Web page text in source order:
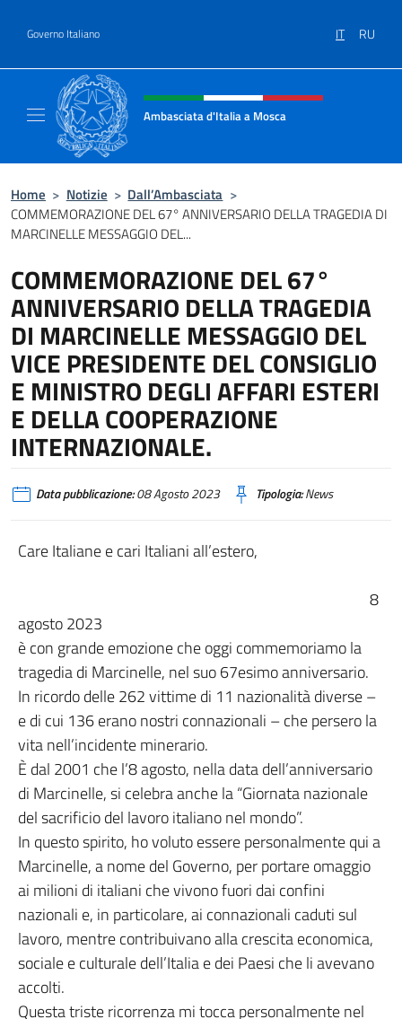
Governo Italiano IT RU
Intestazione sito, social e menù
Ambasciata d'Italia a Mosca
Home > Notizie > Dall’Ambasciata >
COMMEMORAZIONE DEL 67° ANNIVERSARIO DELLA TRAGEDIA DI
MARCINELLE MESSAGGIO DEL...
COMMEMORAZIONE DEL 67°
ANNIVERSARIO DELLA TRAGEDIA
DI MARCINELLE MESSAGGIO DEL
VICE PRESIDENTE DEL CONSIGLIO
E MINISTRO DEGLI AFFARI ESTERI
E DELLA COOPERAZIONE
INTERNAZIONALE.
Data pubblicazione:08 Agosto 2023 Tipologia:News
Care Italiane e cari Italiani all’estero,
8
agosto 2023
è con grande emozione che oggi commemoriamo la
tragedia di Marcinelle, nel suo 67esimo anniversario.
In ricordo delle 262 vittime di 11 nazionalità diverse –
e di cui 136 erano nostri connazionali – che persero la
vita nell’incidente minerario.
È dal 2001 che l’8 agosto, nella data dell’anniversario
di Marcinelle, si celebra anche la “Giornata nazionale
del sacrificio del lavoro italiano nel mondo”.
In questo spirito, ho voluto essere personalmente qui a
Marcinelle, a nome del Governo, per portare omaggio
ai milioni di italiani che vivono fuori dai confini
nazionali e, in particolare, ai connazionali caduti sul
lavoro, mentre contribuivano alla crescita economica,
sociale e culturale dell’Italia e dei Paesi che li avevano
accolti.
Questa triste ricorrenza mi tocca personalmente nel